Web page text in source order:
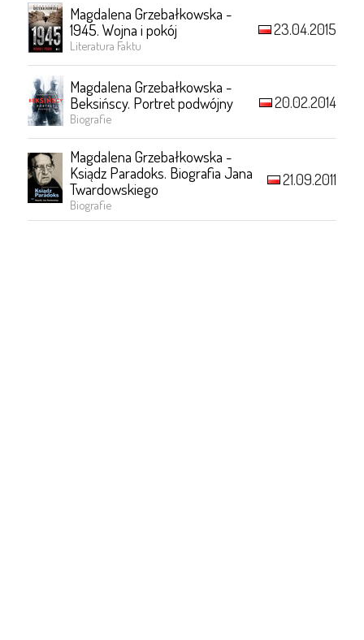
Magdalena Grzebałkowska -
1945. Wojna i pokój
Literatura Faktu
23.04.2015
Magdalena Grzebałkowska -
Beksińscy. Portret podwójny
Biografie
20.02.2014
Magdalena Grzebałkowska -
Ksiądz Paradoks. Biografia Jana
Twardowskiego
Biografie
21.09.2011